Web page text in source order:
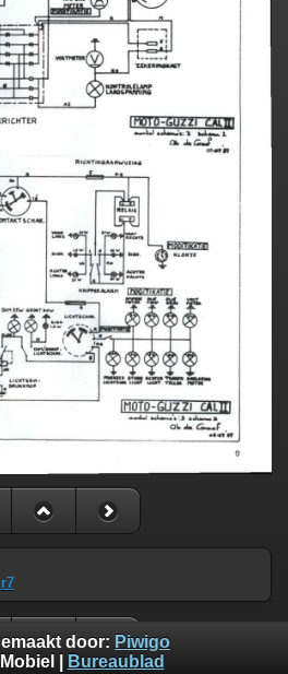
door: Piwigo
Mobiel Bureaublad